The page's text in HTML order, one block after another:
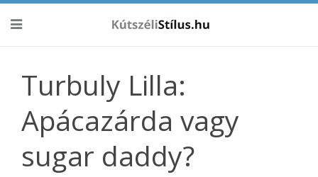
Turbuly Lilla:
Apácazárda vagy
sugar daddy?